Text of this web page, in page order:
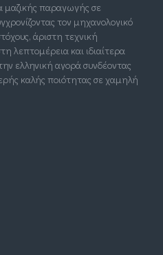
μαζικής παραγωγής σε
τον μηχανολογικό
άριστη τεχνική
λεπτομέρεια και ιδιαίτερα
ελληνική αγορά συνδέοντας
καλής ποιότητας σε χαμηλή